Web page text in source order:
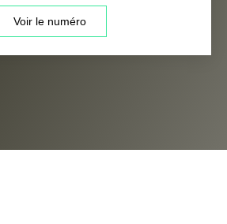
Voir le numéro